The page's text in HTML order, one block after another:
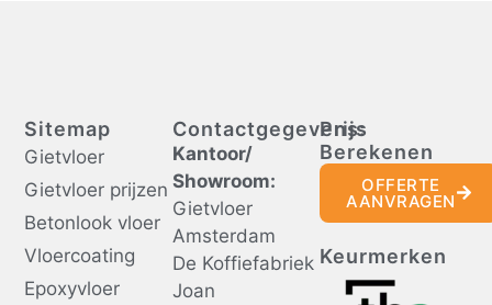
Sitemap
Gietvloer
Gietvloer prijzen
Betonlook vloer
Vloercoating
Epoxyvloer
Contactgegevens:
Kantoor/
Showroom:
Gietvloer
Amsterdam
De Koffiefabriek
Joan
Prijs
Berekenen
OFFERTE
AANVRAGEN
Keurmerken